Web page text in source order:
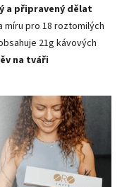
a připravený dělat
míru pro 18 roztomilých
21g kávových
na tváři